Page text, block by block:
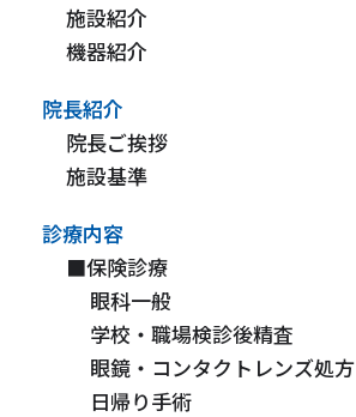
施設紹介
機器紹介
院長紹介
院長ご挨拶
施設基準
診療内容
■保険診療
眼科一般
学校・職場検診後精査
眼鏡・コンタクトレンズ処方
日帰り手術